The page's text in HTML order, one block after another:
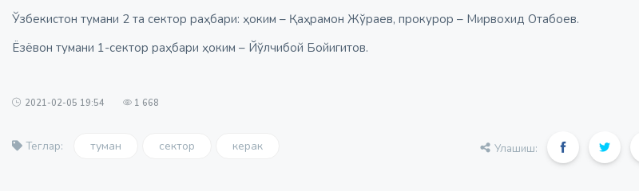
Ўзбекистон тумани 2 та сектор раҳбари: ҳоким – Қаҳрамон Жўраев, прокурор – Мирвохид Отабоев.
Ёзёвон тумани 1-сектор раҳбари ҳоким – Йўлчибой Бойигитов.
2021-02-05 19:54 1 668
Теглар: туман сектор керак Улашиш: